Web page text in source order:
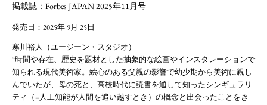
掲載誌：Forbes JAPAN 2025年11月号
発売日：2025年 9月 25日
寒川裕人（ユージーン・スタジオ）
“時間や存在、歴史を題材とした抽象的な絵画やインスタレーションで
知られる現代美術家。絵心のある父親の影響で幼少期から美術に親し
んでいたが、母の死と、高校時代に読書を通して知ったシンギュラリ
ティ（=人工知能が人間を追い越すとき）の概念と出会ったことをき